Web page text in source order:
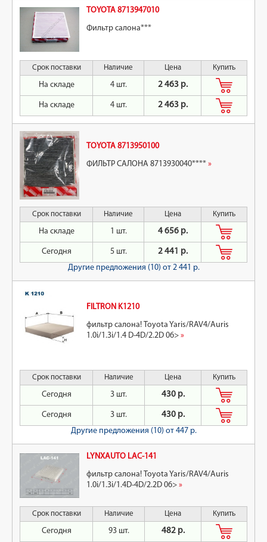
TOYOTA 8713947010
Фильтр салона***
Срок поставки Наличие Цена Купить
На складе 4 шт. 2 463 р.
На складе 4 шт. 2 463 р.
TOYOTA 8713950100
ФИЛЬТР САЛОНА 8713930040**** »
Срок поставки Наличие Цена Купить
На складе 1 шт. 4 656 р.
Сегодня 5 шт.
2 441 р.
Другие предложения (10) от 2 441 р.
FILTRON K1210
фильтр салона! Toyota Yaris/RAV4/Auris
1.0i/1.3i/1.4 D-4D/2.2D 06> »
Срок поставки Наличие Цена Купить
Сегодня 3 шт. 430 р.
Сегодня 3 шт.
430 р.
Другие предложения (10) от 447 р.
LYNXAUTO LAC-141
фильтр салона! Toyota Yaris/RAV4/Auris
1.0i/1.3i/1.4D-4D/2.2D 06> »
Срок поставки Наличие Цена Купить
Сегодня 93 шт. 482 р.